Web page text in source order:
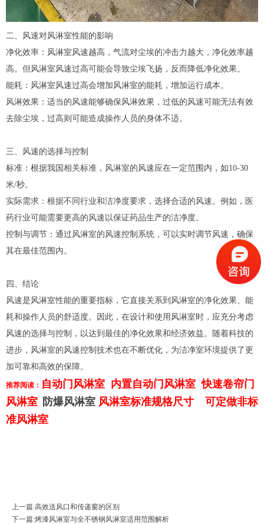
二、风速对风淋室性能的影响
净化效率：风淋室风速越高，气流对尘埃的冲击力越大，净化效率越
高。但风淋室风速过高可能会导致尘埃飞扬，反而降低净化效果。
能耗：风淋室风速过高会增加风淋室的能耗，增加运行成本。
风淋效果：适当的风速能够确保风淋效果，过低的风速可能无法有效
去除尘埃，过高则可能造成操作人员的身体不适。
三、风速的选择与控制
标准：根据我国相关标准，风淋室的风速应在一定范围内，如10-30
米/秒。
实际需求：根据不同行业和洁净度要求，选择合适的风速。例如，医
药行业可能需要更高的风速以保证药品生产的洁净度。
控制与调节：通过风淋室的风速控制系统，可以实时调节风速，确保
其在最佳范围内。
四、结论
风速是风淋室性能的重要指标，它直接关系到风淋室的净化效果、能
耗和操作人员的舒适度。因此，在设计和使用风淋室时，应充分考虑
风速的选择与控制，以达到最佳的净化效果和经济效益。随着科技的
进步，风淋室的风速控制技术也在不断优化，为洁净室环境提供了更
加可靠和高效的保障。
推荐阅读： 自动门风淋室 内置自动门风淋室 快速卷帘门
风淋室 防爆风淋室 风淋室标准规格尺寸
可定做非标
准风淋室
上一篇:高效送风口和传递窗的区别
下一篇:烤漆风淋室与全不锈钢风淋室适用范围解析